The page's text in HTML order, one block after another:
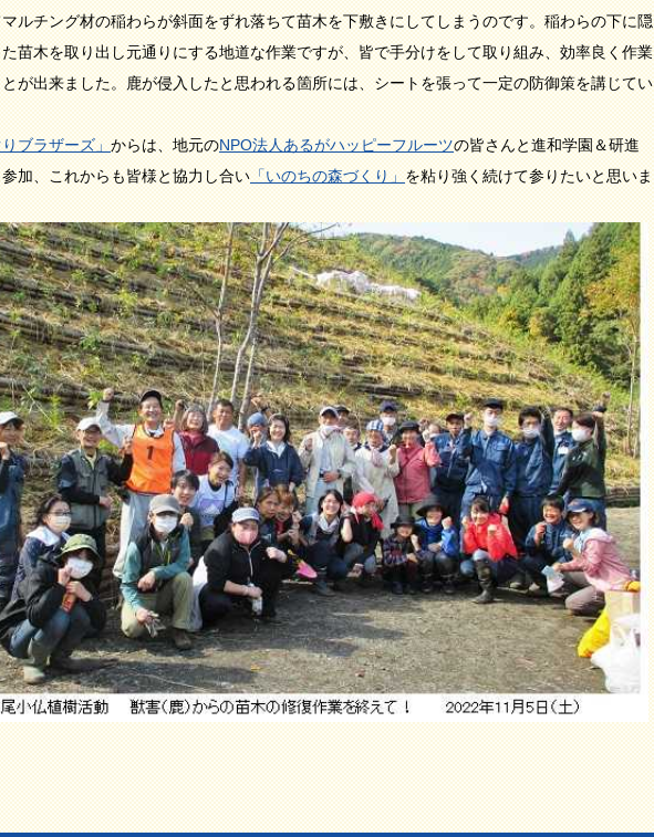
ルチング材の稲わらが斜面をずれ落ちて苗木を下敷きにしてしまうのです。稲わらの下に隠
苗木を取り出し元通りにする地道な作業ですが、皆で手分けをして取り組み、効率良く作業
が出来ました。鹿が侵入したと思われる箇所には、シートを張って一定の防御策を講じてい
りブラザーズ」 からは、地元のNPO法人あるがハッピーフルーツの皆さんと進和学園＆研進
加、これからも皆様と協力し合い 「いのちの森づくり」 を粘り強く続けて参りたいと思いま